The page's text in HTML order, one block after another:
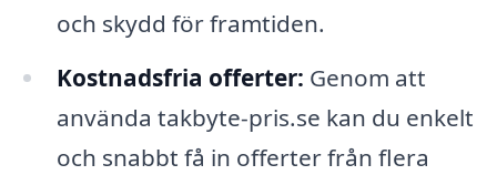
och skydd för framtiden.
Kostnadsfria offerter: Genom att
använda takbyte-pris.se kan du enkelt
och snabbt få in offerter från flera